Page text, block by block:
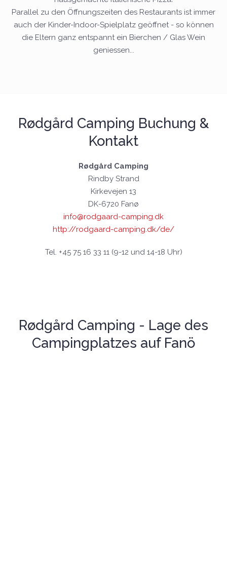
Parallel zu den Öffnungszeiten des Restaurants ist immer
auch der Kinder-Indoor-Spielplatz geöffnet - so können
die Eltern ganz entspannt ein Bierchen / Glas Wein
geniessen...
Rødgård Camping Buchung &
Kontakt
Rødgård Camping
Rindby Strand
Kirkevejen 13
DK-6720 Fanø
info@rodgaard-camping.dk
http://rodgaard-camping.dk/de/
Tel. +45 75 16 33 11 (9-12 und 14-18 Uhr)
Rødgård Camping - Lage des
Campingplatzes auf Fanö